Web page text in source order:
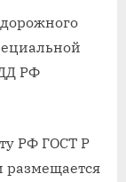
дорожного
РФ
РФ ГОСТ Р
размещается